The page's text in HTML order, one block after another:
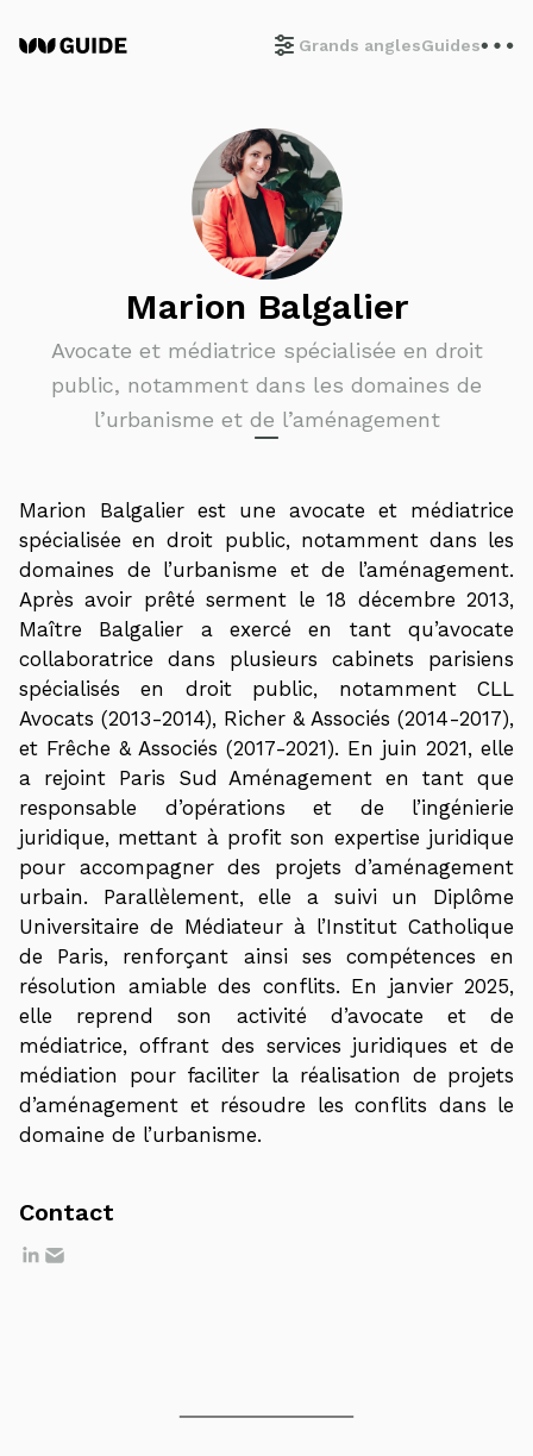
Grands anglesGuides
Marion Balgalier
Avocate et médiatrice spécialisée en droit
public, notamment dans les domaines de
l’urbanisme et de l’aménagement
Marion Balgalier est une avocate et médiatrice
spécialisée en droit public, notamment dans les
domaines de l’urbanisme et de l’aménagement.
Après avoir prêté serment le 18 décembre 2013,
Maître Balgalier a exercé en tant qu’avocate
collaboratrice dans plusieurs cabinets parisiens
spécialisés en droit public, notamment CLL
Avocats (2013-2014), Richer & Associés (2014-2017),
et Frêche & Associés (2017-2021). En juin 2021, elle
a rejoint Paris Sud Aménagement en tant que
responsable d’opérations et de l’ingénierie
juridique, mettant à profit son expertise juridique
pour accompagner des projets d’aménagement
urbain. Parallèlement, elle a suivi un Diplôme
Universitaire de Médiateur à l’Institut Catholique
de Paris, renforçant ainsi ses compétences en
résolution amiable des conflits. En janvier 2025,
elle reprend son activité d’avocate et de
médiatrice, offrant des services juridiques et de
médiation pour faciliter la réalisation de projets
d’aménagement et résoudre les conflits dans le
domaine de l’urbanisme.
Contact